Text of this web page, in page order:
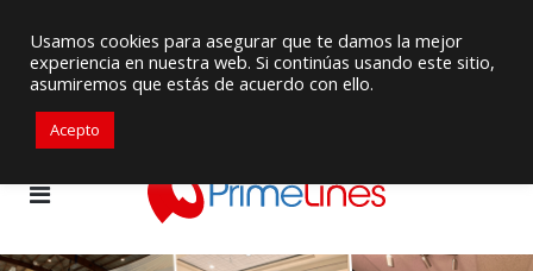
+507 6713-6953 ventaspanama@primelines-hvac.com
Usamos cookies para asegurar que te damos la mejor
experiencia en nuestra web. Si continúas usando este sitio,
asumiremos que estás de acuerdo con ello.
Acepto